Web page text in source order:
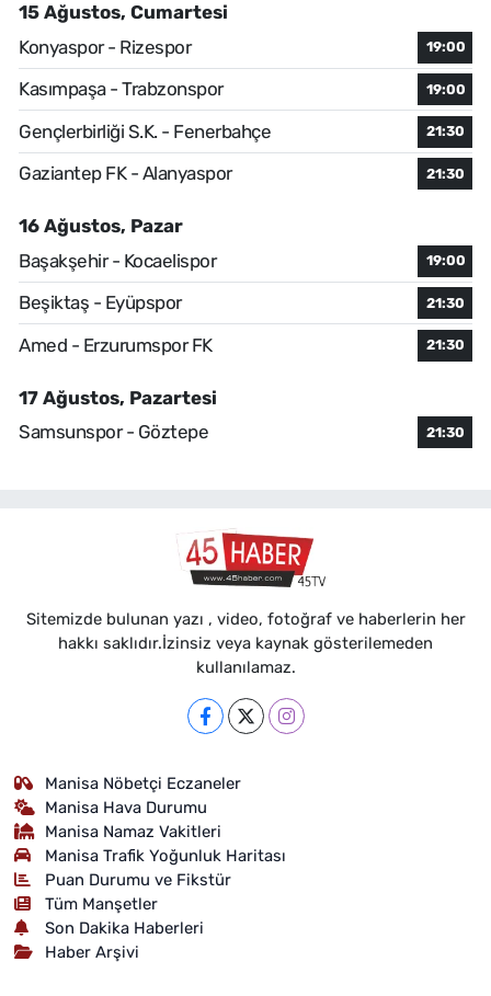
15 Ağustos, Cumartesi
Konyaspor - Rizespor
19:00
Kasımpaşa - Trabzonspor 19:00
Gençlerbirliği S.K. - Fenerbahçe 21:30
Gaziantep FK - Alanyaspor 21:30
16 Ağustos, Pazar
Başakşehir - Kocaelispor
19:00
Beşiktaş - Eyüpspor 21:30
Amed - Erzurumspor FK 21:30
17 Ağustos, Pazartesi
Samsunspor - Göztepe
21:30
Sitemizde bulunan yazı , video, fotoğraf ve haberlerin her
hakkı saklıdır.İzinsiz veya kaynak gösterilemeden
kullanılamaz.
Manisa Nöbetçi Eczaneler
Manisa Hava Durumu
Manisa Namaz Vakitleri
Manisa Trafik Yoğunluk Haritası
Puan Durumu ve Fikstür
Tüm Manşetler
Son Dakika Haberleri
Haber Arşivi